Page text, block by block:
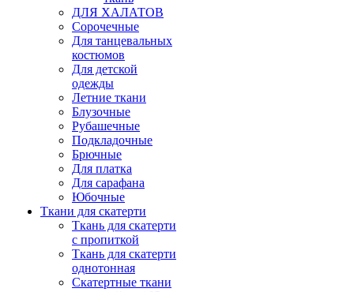
ДЛЯ ХАЛАТОВ
Сорочечные
Для танцевальных
костюмов
Для детской
одежды
Летние ткани
Блузочные
Рубашечные
Подкладочные
Брючные
Для платка
Для сарафана
Юбочные
Ткани для скатерти
Ткань для скатерти
с пропиткой
Ткань для скатерти
однотонная
Скатертные ткани